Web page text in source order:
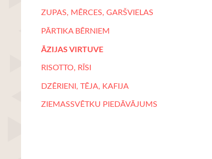
ZUPAS, MĒRCES, GARŠVIELAS
PĀRTIKA BĒRNIEM
ĀZIJAS VIRTUVE
RISOTTO, RĪSI
DZĒRIENI, TĒJA, KAFIJA
ZIEMASSVĒTKU PIEDĀVĀJUMS